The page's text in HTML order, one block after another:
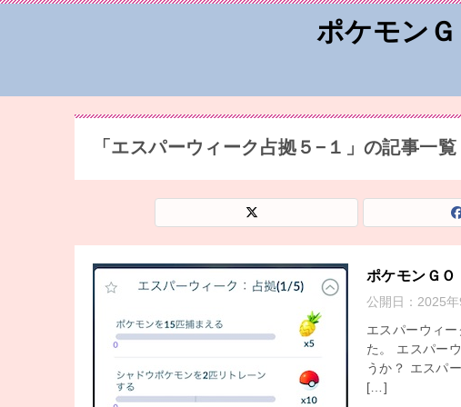
ポケモン
「エスパーウィーク占拠５−１」の記事一覧
ポケモンＧＯ
公開日： 2025
エスパーウィ
た。 エスパー
うか？ エスパ
[…]